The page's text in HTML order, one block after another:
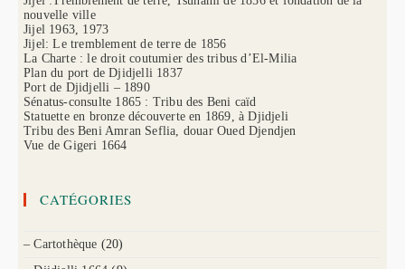
nouvelle ville
Jijel 1963, 1973
Jijel: Le tremblement de terre de 1856
La Charte : le droit coutumier des tribus d’El-Milia
Plan du port de Djidjelli 1837
Port de Djidjelli – 1890
Sénatus-consulte 1865 : Tribu des Beni caïd
Statuette en bronze découverte en 1869, à Djidjeli
Tribu des Beni Amran Seflia, douar Oued Djendjen
Vue de Gigeri 1664
CATÉGORIES
– Cartothèque (20)